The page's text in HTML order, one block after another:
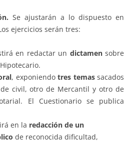
Se ajustarán a lo dispuesto en
ejercicios serán tres:
en redactar un dictamensobre
, exponiendotres temassacados
civil, otro de Mercantil y otro de
El Cuestionario se publica
en la redacción de un
de reconocida dificultad,